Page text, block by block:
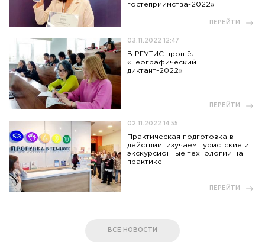
гостеприимства-2022»
ПЕРЕЙТИ
03.11.2022 12:47
В РГУТИС прошёл
«Географический
диктант-2022»
ПЕРЕЙТИ
02.11.2022 14:55
Практическая подготовка в
действии: изучаем туристские и
экскурсионные технологии на
практике
ПЕРЕЙТИ
ВСЕ НОВОСТИ